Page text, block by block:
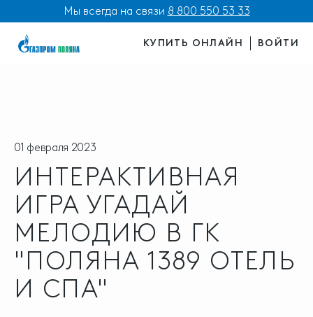
Мы всегда на связи 8 800 550 53 33
КУПИТЬ ОНЛАЙН ВОЙТИ
01 февраля 2023
ИНТЕРАКТИВНАЯ
ИГРА УГАДАЙ
МЕЛОДИЮ В ГК
"ПОЛЯНА 1389 ОТЕЛЬ
И СПА"